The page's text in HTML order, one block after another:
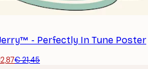
- Perfectly In Tune Poster
€ 21,45